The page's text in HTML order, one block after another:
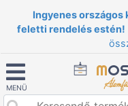
Ingyenes országos
feletti rendelés estén!
MENÜ
M